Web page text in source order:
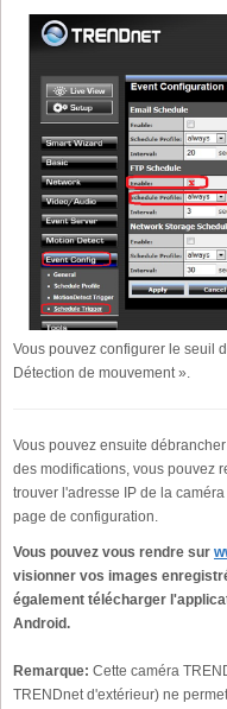
Vous pouvez configurer le seuil
Détection de mouvement ».
Vous pouvez ensuite
des modifications, vous pouvez
trouver l'adresse IP de la
page de configuration.
Vous pouvez vous rendre sur
visionner vos images
également télécharger
Android.
Remarque: Cette caméra
TRENDnet d'extérieur) ne